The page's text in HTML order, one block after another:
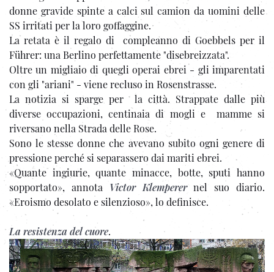
donne gravide spinte a calci sul camion da uomini delle
SS irritati per la loro goffaggine.
La retata è il regalo di compleanno di Goebbels per il
Führer: una Berlino perfettamente "disebreizzata".
Oltre un migliaio di quegli operai ebrei - gli imparentati
con gli "ariani" - viene recluso in Rosenstrasse.
La notizia si sparge per la città. Strappate dalle più
diverse occupazioni, centinaia di mogli e mamme si
riversano nella Strada delle Rose.
Sono le stesse donne che avevano subito ogni genere di
pressione perché si separassero dai mariti ebrei.
«Quante ingiurie, quante minacce, botte, sputi hanno
sopportato», annota Victor Klemperernel suo diario.
«Eroismo desolato e silenzioso», lo definisce.
La resistenza del cuore.